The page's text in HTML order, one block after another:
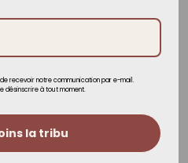
recevoir notre communication par e-mail.
désinscrire à tout moment.
la tribu